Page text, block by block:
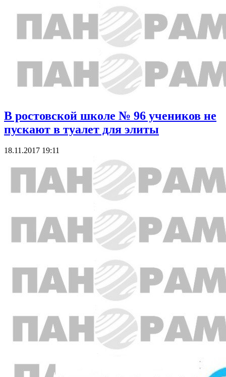
В ростовской школе № 96 учеников не
пускают в туалет для элиты
18.11.2017 19:11